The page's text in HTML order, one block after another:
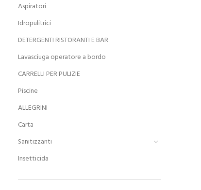
Aspiratori
Idropulitrici
DETERGENTI RISTORANTI E BAR
Lavasciuga operatore a bordo
CARRELLI PER PULIZIE
Piscine
ALLEGRINI
Carta
Sanitizzanti
Insetticida